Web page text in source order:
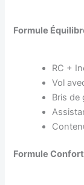
Formule
RC +
Vol
Bris de
Formule Confort